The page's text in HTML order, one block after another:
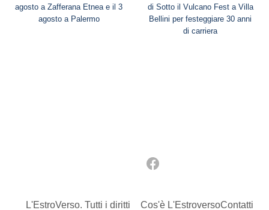
agosto a Zafferana Etnea e il 3
agosto a Palermo
di Sotto il Vulcano Fest a Villa
Bellini per festeggiare 30 anni
di carriera
L'EstroVerso. Tutti i diritti Cos'è L'EstroversoContatti